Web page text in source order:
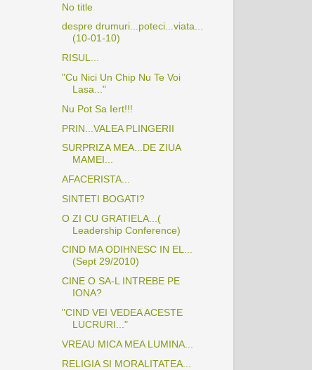
No title
despre drumuri...poteci...viata...
(10-01-10)
RISUL...
"Cu Nici Un Chip Nu Te Voi
Lasa..."
Nu Pot Sa Iert!!!
PRIN...VALEA PLINGERII
SURPRIZA MEA...DE ZIUA
MAMEI...
AFACERISTA...
SINTETI BOGATI?
O ZI CU GRATIELA...(
Leadership Conference)
CIND MA ODIHNESC IN EL...
(Sept 29/2010)
CINE O SA-L INTREBE PE
IONA?
"CIND VEI VEDEA ACESTE
LUCRURI..."
VREAU MICA MEA LUMINA...
RELIGIA SI MORALITATEA...